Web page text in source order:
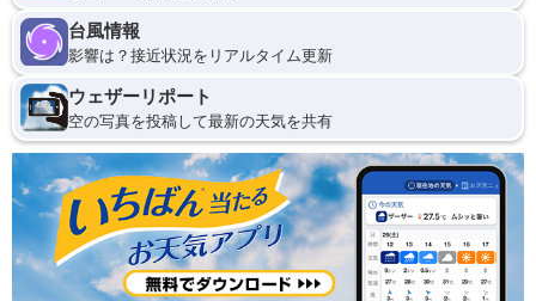
台風情報
影響は？接近状況をリアルタイム更新
ウェザーリポート
空の写真を投稿して最新の天気を共有